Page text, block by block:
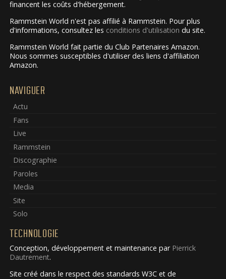
financent les coûts d'hébergement.
Rammstein World n'est pas affilié à Rammstein. Pour plus
d'informations, consultez les conditions d'utilisation du site.
Rammstein World fait partie du Club Partenaires Amazon.
Nous sommes susceptibles d'utiliser des liens d'affiliation
Amazon.
NAVIGUER
Actu
Fans
Live
Rammstein
Discographie
Paroles
Media
Site
Solo
TECHNOLOGIE
Conception, développement et maintenance par Pierrick
Dautrement.
Site créé dans le respect des standards W3C et de